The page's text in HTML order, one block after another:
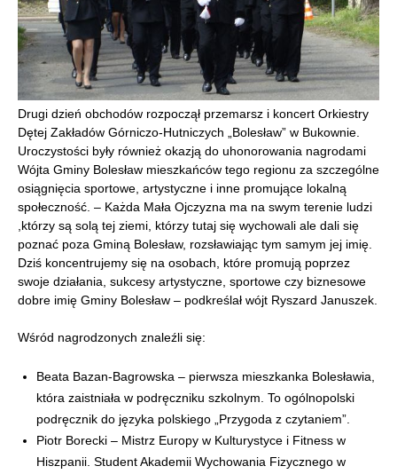
Drugi dzień obchodów rozpoczął przemarsz i koncert Orkiestry
Dętej Zakładów Górniczo-Hutniczych „Bolesław” w Bukownie.
Uroczystości były również okazją do uhonorowania nagrodami
Wójta Gminy Bolesław mieszkańców tego regionu za szczególne
osiągnięcia sportowe, artystyczne i inne promujące lokalną
społeczność. – Każda Mała Ojczyzna ma na swym terenie ludzi
,którzy są solą tej ziemi, którzy tutaj się wychowali ale dali się
poznać poza Gminą Bolesław, rozsławiając tym samym jej imię.
Dziś koncentrujemy się na osobach, które promują poprzez
swoje działania, sukcesy artystyczne, sportowe czy biznesowe
dobre imię Gminy Bolesław – podkreślał wójt Ryszard Januszek.
Wśród nagrodzonych znaleźli się:
Beata Bazan-Bagrowska – pierwsza mieszkanka Bolesławia,
która zaistniała w podręczniku szkolnym. To ogólnopolski
podręcznik do języka polskiego „Przygoda z czytaniem”.
Piotr Borecki – Mistrz Europy w Kulturystyce i Fitness w
Hiszpanii. Student Akademii Wychowania Fizycznego w